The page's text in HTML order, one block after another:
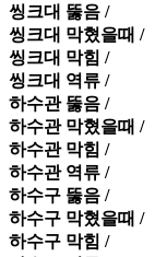
씽크대 뚫음 /
씽크대 막혔을때 /
씽크대 막힘 /
씽크대 역류 /
하수관 뚫음 /
하수관 막혔을때 /
하수관 막힘 /
하수관 역류 /
하수구 뚫음 /
하수구 막혔을때 /
하수구 막힘 /